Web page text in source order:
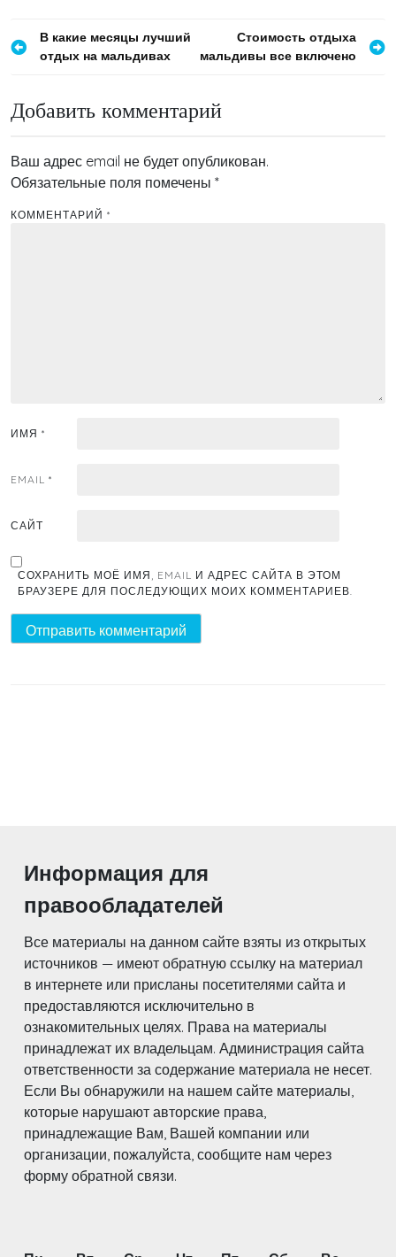
Навигация
В какие месяцы лучший
отдых на мальдивах
Стоимость отдыха
мальдивы все включено
Добавить комментарий
Ваш адрес email не будет опубликован.
Обязательные поля помечены *
КОММЕНТАРИЙ *
ИМЯ *
EMAIL *
САЙТ
СОХРАНИТЬ МОЁ ИМЯ, EMAIL И АДРЕС САЙТА В ЭТОМ
БРАУЗЕРЕ ДЛЯ ПОСЛЕДУЮЩИХ МОИХ КОММЕНТАРИЕВ.
Информация для
правообладателей
Все материалы на данном сайте взяты из открытых
источников — имеют обратную ссылку на материал
в интернете или присланы посетителями сайта и
предоставляются исключительно в
ознакомительных целях. Права на материалы
принадлежат их владельцам. Администрация сайта
ответственности за содержание материала не несет.
Если Вы обнаружили на нашем сайте материалы,
которые нарушают авторские права,
принадлежащие Вам, Вашей компании или
организации, пожалуйста, сообщите нам через
форму обратной связи.